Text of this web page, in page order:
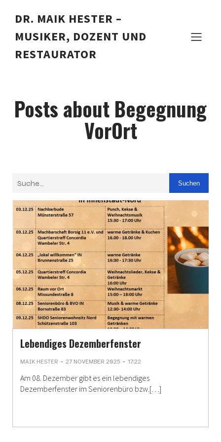
DR. MAIK HESTER –
MUSIKER, DOZENT UND
RESTAURATOR
Posts about Begegnung
VorOrt
Suchen
Lebendiges Dezemberfenster
MAIK HESTER - 27 NOVEMBER 2025 - 17:22
Am 08. Dezember gibt es ein lebendiges
Dezemberfenster im Seniorenbüro bzw.[…]